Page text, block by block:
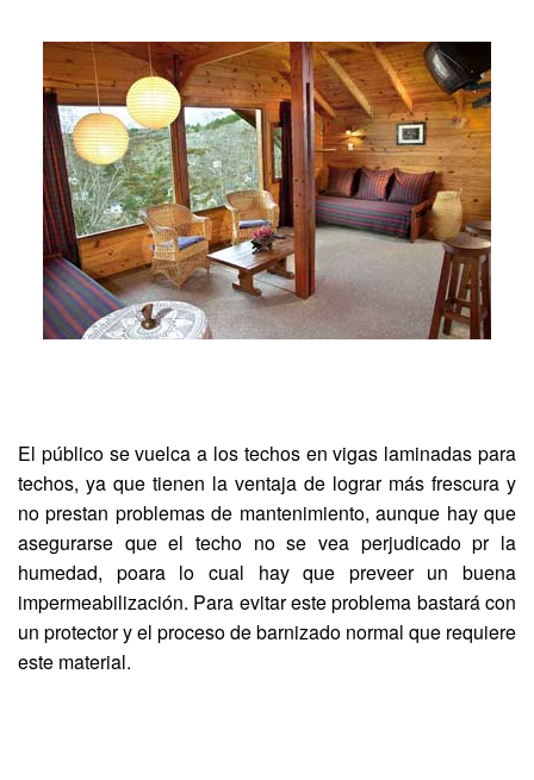
El público se vuelca a los techos en vigas laminadas para
techos, ya que tienen la ventaja de lograr más frescura y
no prestan problemas de mantenimiento, aunque hay que
asegurarse que el techo no se vea perjudicado pr la
humedad, poara lo cual hay que preveer un buena
impermeabilización. Para evitar este problema bastará con
un protector y el proceso de barnizado normal que requiere
este material.